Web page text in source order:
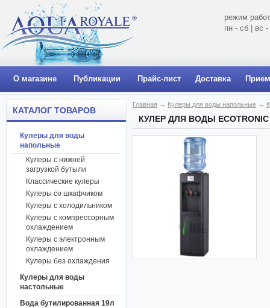
режим
пн - сб | вс
О магазине Публикации Прайс-лист Доставка
КАТАЛОГ ТОВАРОВ
Кулеры для воды
напольные
Кулеры с нижней
загрузкой бутыли
Классические кулеры
Кулеры со шкафчиком
Кулеры с холодильником
Кулеры с компрессорным
охлаждением
Кулеры с электронным
охлаждением
Кулеры без охлаждения
Кулеры для воды
настольные
Вода бутилированная 19л
Главная → Кулеры для воды напольные →
КУЛЕР ДЛЯ ВОДЫ ECOTRONIC